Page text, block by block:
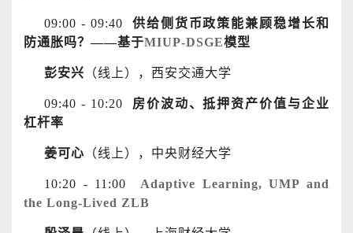
09:00 - 09:40 供给侧货币政策能兼顾稳增长和
防通胀吗？——基于MIUP-DSGE模型
彭安兴 （线上），西安交通大学
09:40 - 10:20 房价波动、抵押资产价值与企业
杠杆率
姜可心 （线上），中央财经大学
10:20 - 11:00 Adaptive Learning, UMP and
the Long-Lived ZLB